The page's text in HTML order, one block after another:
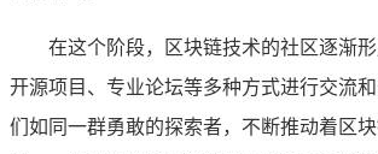
在这个阶段，区块链技术的社区逐渐
开源项目、专业论坛等多种方式进行交流
们如同一群勇敢的探索者，不断推动着区